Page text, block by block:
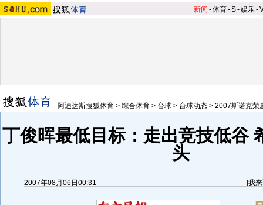
新闻 -体育-S-娱乐-
阿迪达斯搜狐体育 > 综合体育 > 台球 > 台球动态 > 2007斯诺克荣
丁俊晖最低目标：走出竞技低谷
头
2007年08月06日00:31 [我